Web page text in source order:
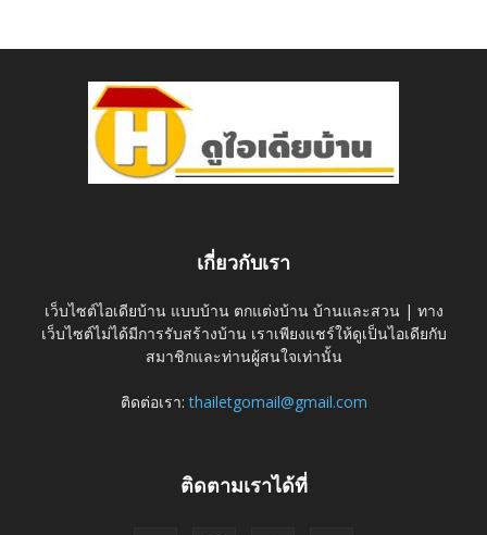
เกี่ยวกับเรา
เว็บไซต์ไอเดียบ้าน แบบบ้าน ตกแต่งบ้าน บ้านและสวน | ทาง
เว็บไซต์ไม่ได้มีการรับสร้างบ้าน เราเพียงแชร์ให้ดูเป็นไอเดียกับ
สมาชิกและท่านผู้สนใจเท่านั้น
ติดต่อเรา:thailetgomail@gmail.com
ติดตามเราได้ที่